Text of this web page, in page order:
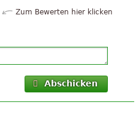
Zum Bewerten hier klicken
Abschicken